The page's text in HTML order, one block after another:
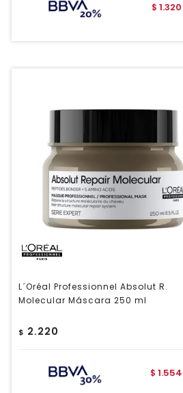
$ 1.320
L´Oréal Professionnel Absolut R.
Molecular Máscara 250 ml
$ 2.220
$ 1.554